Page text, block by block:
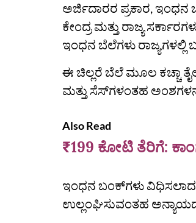
ಅರ್ಜಿದಾರರ ಪ್ರಕಾರ, ಇಂಧನ
ಕೇಂದ್ರ ಮತ್ತು ರಾಜ್ಯ
ಇಂಧನ ಬೆಲೆಗಳು ರಾಜ್ಯಗಳಲ್ಲಿ
ಈ ಚಿಲ್ಲರೆ ಬೆಲೆ ಮೂಲ ಕಚ್ಚಾ
ಮತ್ತು ಸೆಸ್‌ಗಳಂತಹ
Also Read
₹199 ಕೋಟಿ ತೆರಿಗೆ:
ಇಂಧನ ಬಂಕ್‌ಗಳು ವಿಧಿಸಲಾದ
ಉಲ್ಲಂಘಿಸುವಂತಹ